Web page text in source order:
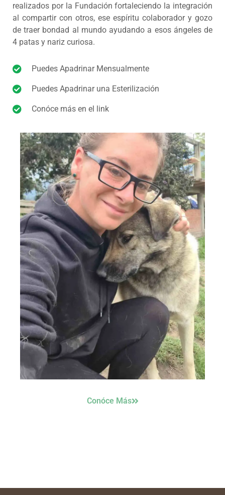
realizados por la Fundación fortaleciendo la integración
al compartir con otros, ese espíritu colaborador y gozo
de traer bondad al mundo ayudando a esos ángeles de
4 patas y nariz curiosa.
Puedes Apadrinar Mensualmente
Puedes Apadrinar una Esterilización
Conóce más en el link
Conóce Más